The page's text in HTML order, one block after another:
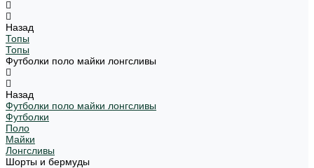
Назад
Топы
Топы
Футболки поло майки лонгсливы
Назад
Футболки поло майки лонгсливы
Футболки
Поло
Майки
Лонгсливы
Шорты и бермуды